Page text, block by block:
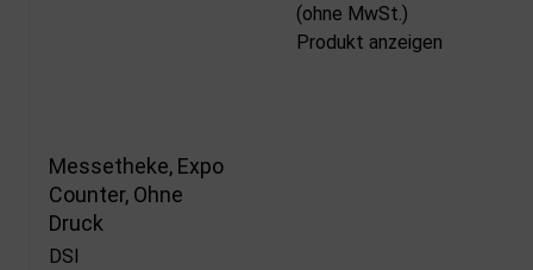
(ohne MwSt.)
Produkt anzeigen
Messetheke, Expo
Counter, Ohne
Druck
DSI